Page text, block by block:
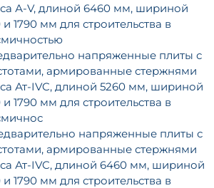
А-V, длиной 6460 мм, шириной
и 1790 мм для строительства в
напряженные плиты с
армированные стержнями
Ат-IVC, длиной 5260 мм, шириной
и 1790 мм для строительства в
напряженные плиты с
армированные стержнями
Ат-IVC, длиной 6460 мм, шириной
и 1790 мм для строительства в